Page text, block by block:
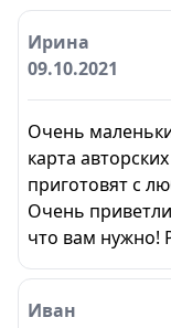
Ирина
09.10.2021
Очень
карта
приготовят с
Очень
что вам нужно!
Иван